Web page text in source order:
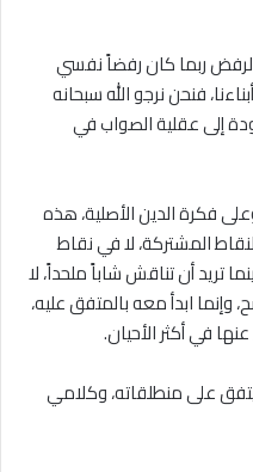
ربما كان رفضاً نفسي
فنحن نرجو الله سبحانه
إلى عقلية الصواب في
فكرة الدين الأصلية، هذه
المشتركة، ﻻ في نقاط
تريد أن تناقش شاباً ملحداً، ﻻ
وإنما ابدأ معه بالمتفق عليه،
في أكثر الأحيان.
على منطلقاته، وكلامي